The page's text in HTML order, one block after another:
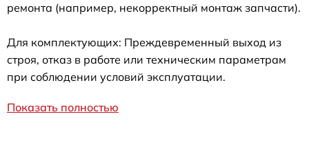
ремонта (например, некорректный монтаж запчасти).
Для комплектующих: Преждевременный выход из
строя, отказ в работе или техническим параметрам
при соблюдении условий эксплуатации.
Показать полностью